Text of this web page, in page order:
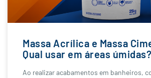
Massa Acrílica e Massa
Qual usar em áreas úmidas?
Ao realizar acabamentos em banheiros,